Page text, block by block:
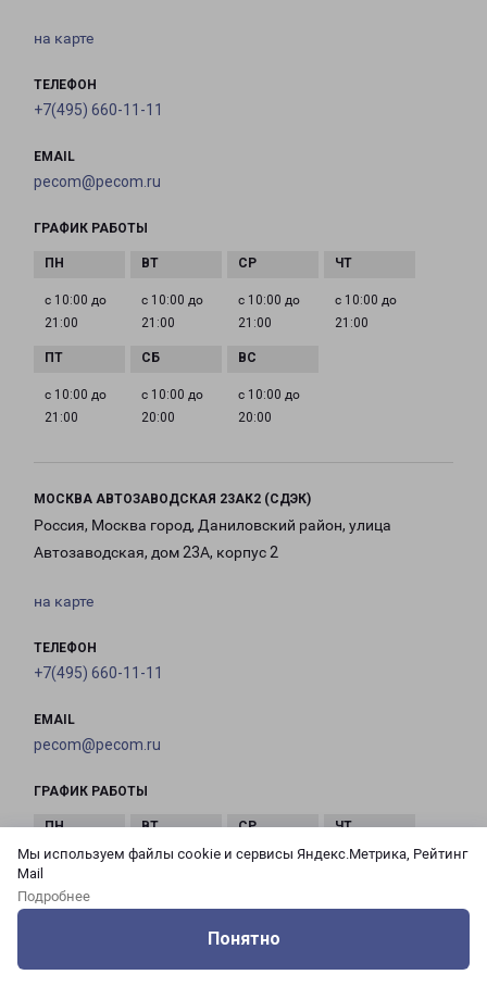
Мы используем файлы cookie и сервисы Яндекс.Метрика, Рейтинг
Mail
Подробнее
Понятно
на карте
ТЕЛЕФОН
+7(495) 660-11-11
EMAIL
pecom@pecom.ru
ГРАФИК РАБОТЫ
с 10:00 до
21:00
с 10:00 до
21:00
с 10:00 до
21:00
с 10:00 до
21:00
с 10:00 до
21:00
с 10:00 до
20:00
с 10:00 до
20:00
МОСКВА АВТОЗАВОДСКАЯ 23АК2 (СДЭК)
Россия, Москва город, Даниловский район, улица
Автозаводская, дом 23А, корпус 2
на карте
ТЕЛЕФОН
+7(495) 660-11-11
EMAIL
pecom@pecom.ru
ГРАФИК РАБОТЫ
с 10:00 до
с 10:00 до
с 10:00 до
с 10:00 до